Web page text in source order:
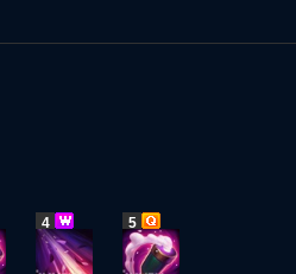
4 5